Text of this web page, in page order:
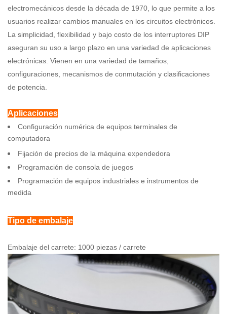
electromecánicos desde la década de 1970, lo que permite a los
usuarios realizar cambios manuales en los circuitos electrónicos.
La simplicidad, flexibilidad y bajo costo de los interruptores DIP
aseguran su uso a largo plazo en una variedad de aplicaciones
electrónicas. Vienen en una variedad de tamaños,
configuraciones, mecanismos de conmutación y clasificaciones
de potencia.
Aplicaciones
Configuración numérica de equipos terminales de
computadora
Fijación de precios de la máquina expendedora
Programación de consola de juegos
Programación de equipos industriales e instrumentos de
medida
Tipo de embalaje
Embalaje del carrete: 1000 piezas / carrete